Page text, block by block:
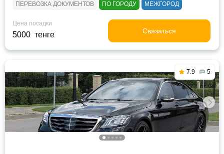
ПЕРЕВОЗКА ДОКУМЕНТОВ ПО ГОРОДУ МЕЖГОРОД
Цена посадки
5000 тенге Связаться
7.9 5